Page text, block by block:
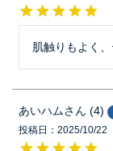
肌触りもよく
あいハム 4
投稿日
2025/10/22